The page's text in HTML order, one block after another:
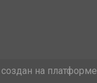
на платформе